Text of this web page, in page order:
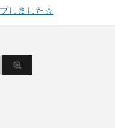
プしました☆